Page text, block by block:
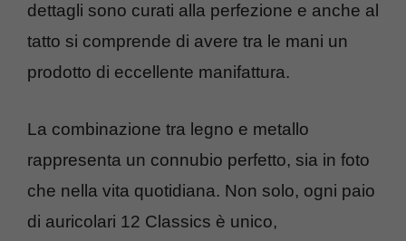
dettagli sono curati alla perfezione e anche al
tatto si comprende di avere tra le mani un
prodotto di eccellente manifattura.
La combinazione tra legno e metallo
rappresenta un connubio perfetto, sia in foto
che nella vita quotidiana. Non solo, ogni paio
di auricolari 12 Classics è unico,